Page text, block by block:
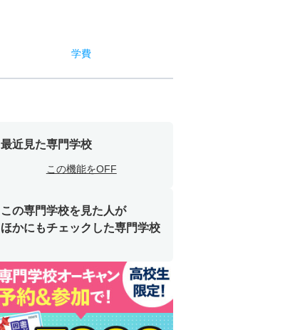
学費
最近見た専門学校
この機能をOFF
この専門学校を見た人が
ほかにもチェックした専門学校